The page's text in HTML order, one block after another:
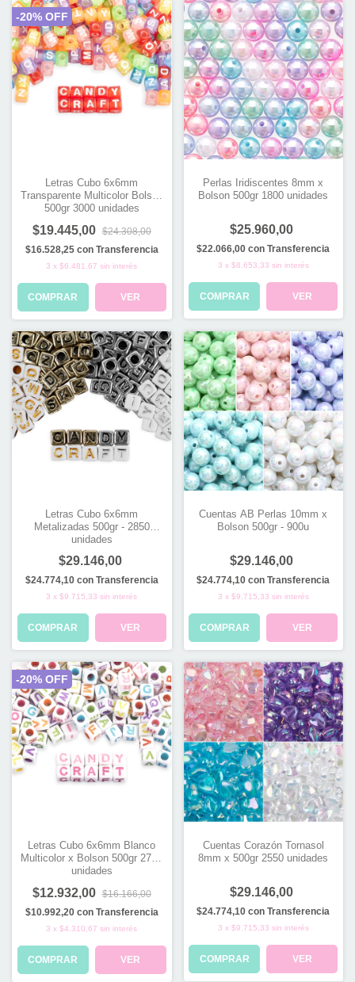
Letras Cubo 6x6mm
Transparente Multicolor Bolson
500gr 3000 unidades
-20% OFF
$19.445,00 $24.308,00
$16.528,25 con Transferencia
3 x$6.481,67 sin interés
COMPRAR VER
Perlas Iridiscentes 8mm x
Bolson 500gr 1800 unidades
$25.960,00
$22.066,00con Transferencia
3 x $8.653,33 sin interés
COMPRAR VER
Letras Cubo 6x6mm
Metalizadas 500gr - 2850
unidades
$29.146,00
$24.774,10 con Transferencia
3 x$9.715,33 sin interés
COMPRAR VER
Cuentas AB Perlas 10mm x
Bolson 500gr - 900u
$29.146,00
$24.774,10con Transferencia
3 x $9.715,33 sin interés
COMPRAR VER
Letras Cubo 6x6mm Blanco
Multicolor x Bolson 500gr 2700
unidades
-20% OFF
$12.932,00 $16.166,00
$10.992,20 con Transferencia
3 x$4.310,67 sin interés
COMPRAR VER
Cuentas Corazón Tornasol
8mm x 500gr 2550 unidades
$29.146,00
$24.774,10con Transferencia
3 x $9.715,33 sin interés
COMPRAR VER